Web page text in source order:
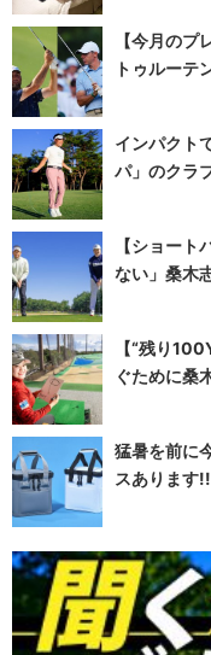
【今月の
トゥルーテ
インパクト
パ」のクラ
【ショー
ない」桑木
【“残り
ぐために桑
猛暑を前に
スあります!!